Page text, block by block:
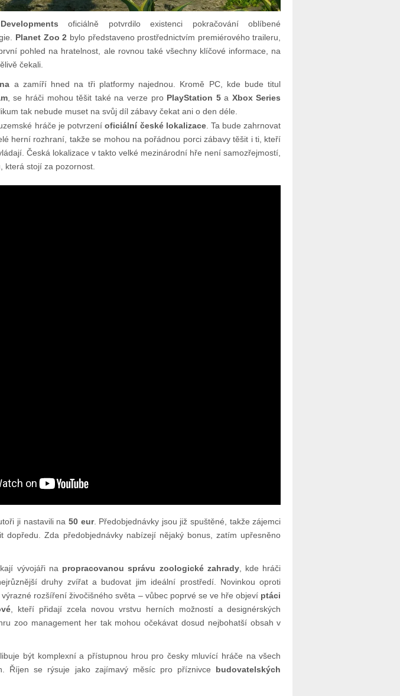
oficiálně potvrdilo existenci pokračování oblíbené
Planet Zoo 2 bylo představeno prostřednictvím premiérového traileru,
pohled na hratelnost, ale rovnou také všechny klíčové informace, na
čekali.
a zamíří hned na tři platformy najednou. Kromě PC, kde bude titul
, se hráči mohou těšit také na verze pro PlayStation 5a Xbox Series
tak nebude muset na svůj díl zábavy čekat ani o den déle.
hráče je potvrzeníoficiální české lokalizace. Ta bude zahrnovat
herní rozhraní, takže se mohou na pořádnou porci zábavy těšit i ti, kteří
Česká lokalizace v takto velké mezinárodní hře není samozřejmostí,
která stojí za pozornost.
ji nastavili na 50 eur. Předobjednávky jsou již spuštěné, takže zájemci
dopředu. Zda předobjednávky nabízejí nějaký bonus, zatím upřesněno
vývojáři na propracovanou správu zoologické zahrady, kde hráči
druhy zvířat a budovat jim ideální prostředí. Novinkou oproti
rozšíření živočišného světa – vůbec poprvé se ve hře objeví ptáci
, kteří přidají zcela novou vrstvu herních možností a designérských
zoo management her tak mohou očekávat dosud nejbohatší obsah v
být komplexní a přístupnou hrou pro česky mluvící hráče na všech
Říjen se rýsuje jako zajímavý měsíc pro příznivce budovatelských